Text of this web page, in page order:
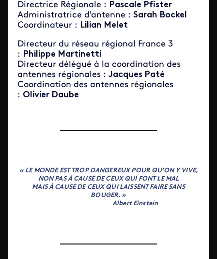
Directrice Régionale : Pascale Pfister
Administratrice d'antenne : Sarah Bockel
Coordinateur : Lilian Melet
Directeur du réseau régional France 3
: Philippe Martinetti
Directeur délégué à la coordination des
antennes régionales : Jacques Paté
Coordination des antennes régionales
: Olivier Daube
« LE MONDE EST TROP DANGEREUX POUR QU'ON Y VIVE,
NON PAS À CAUSE DE CEUX QUI FONT LE MAL
MAIS À CAUSE DE CEUX QUI LAISSENT FAIRE SANS
BOUGER. »
Albert Einstein